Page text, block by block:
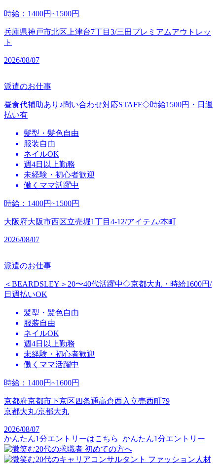
時給 ： 1400円~1500円
兵庫県神戸市北区上津台7丁目3/三田プレミアムアウトレッ
ト
2026/08/07
派遣のお仕事
昼食代補助あり♪問い合わせ対応STAFF◇時給1500円・日週
払い有
髪型・髪色自由
服装自由
ネイルOK
週4日以上勤務
未経験・初心者歓迎
働くママ活躍中
時給 ： 1400円~1500円
大阪府大阪市西区立売堀1丁目4-12/アイテム/本町
2026/08/07
派遣のお仕事
＜BEARDSLEY＞20〜40代活躍中◇京都大丸・時給1600円/
日週払いOK
髪型・髪色自由
服装自由
ネイルOK
週4日以上勤務
未経験・初心者歓迎
働くママ活躍中
時給 ： 1400円~1600円
京都府京都市下京区四条通高倉西入立売西町79
京都大丸/京都大丸
2026/08/07
かんたん1分エントリーはこちら かんたん1分エントリー
初めての方へ
ファッション人材